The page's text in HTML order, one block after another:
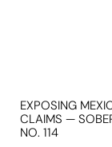
EXPOSING
CLAIMS —
NO. 114